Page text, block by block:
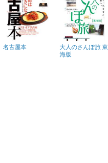
名古屋本
大人のさんぽ旅 東
海版